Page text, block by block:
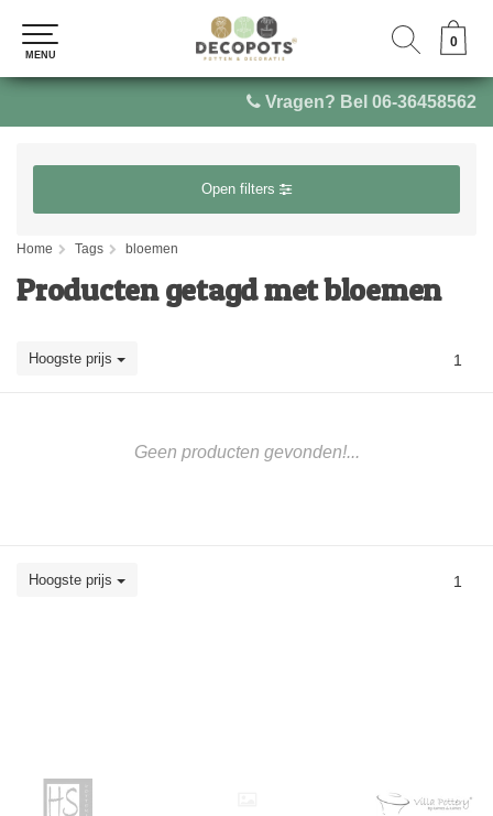
Vragen? Bel 06-36458562
0
MENU
0
MENU
Open filters
Home Tags bloemen
Producten getagd met bloemen
Hoogste prijs 1
Geen producten gevonden!...
Hoogste prijs 1